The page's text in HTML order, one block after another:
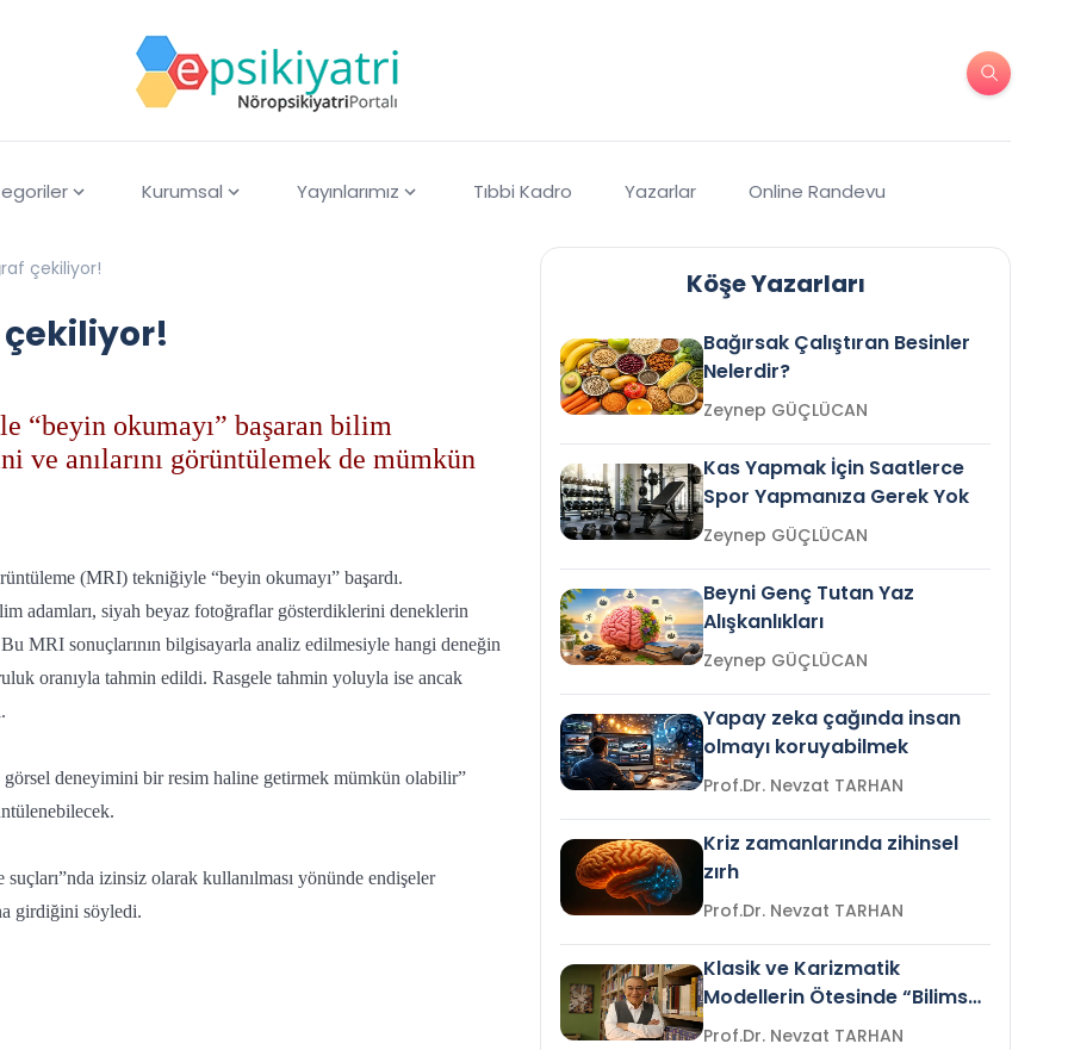
Kurumsal Yayınlarımız Tıbbi Kadro Yazarlar Online Randevu
çekiliyor!
“beyin okumayı” başaran bilim
ve anılarını görüntülemek de mümkün
(MRI) tekniğiyle “beyin okumayı” başardı.
adamları, siyah beyaz fotoğraflar gösterdiklerini deneklerin
MRI sonuçlarının bilgisayarla analiz edilmesiyle hangi deneğin
oranıyla tahmin edildi. Rasgele tahmin yoluyla ise ancak
deneyimini bir resim haline getirmek mümkün olabilir”
izinsiz olarak kullanılması yönünde endişeler
girdiğini söyledi.
Köşe Yazarları
Bağırsak Çalıştıran Besinler
Nelerdir?
Zeynep GÜÇLÜCAN
Kas Yapmak İçin Saatlerce
Spor Yapmanıza Gerek Yok
Zeynep GÜÇLÜCAN
Beyni Genç Tutan Yaz
Alışkanlıkları
Zeynep GÜÇLÜCAN
Yapay zeka çağında insan
olmayı koruyabilmek
Prof.Dr. Nevzat TARHAN
Kriz zamanlarında zihinsel
zırh
Prof.Dr. Nevzat TARHAN
Klasik ve Karizmatik
Modellerin Ötesinde “Bilimsel
Liderlik”
Prof.Dr. Nevzat TARHAN